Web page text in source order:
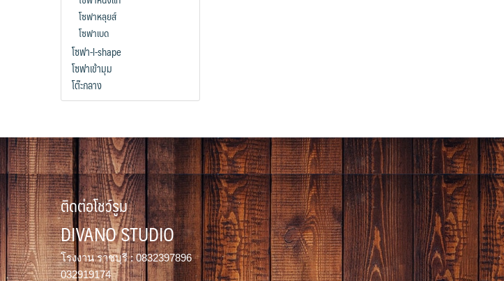
โซฟาหลุยส์
โซฟาเบด
โซฟา-l-shape
โซฟาเข้ามุม
โต๊ะกลาง
ติดต่อโชว์รูม
DIVANO STUDIO
โรงงาน ราชบุรี : 0832397896
032919174